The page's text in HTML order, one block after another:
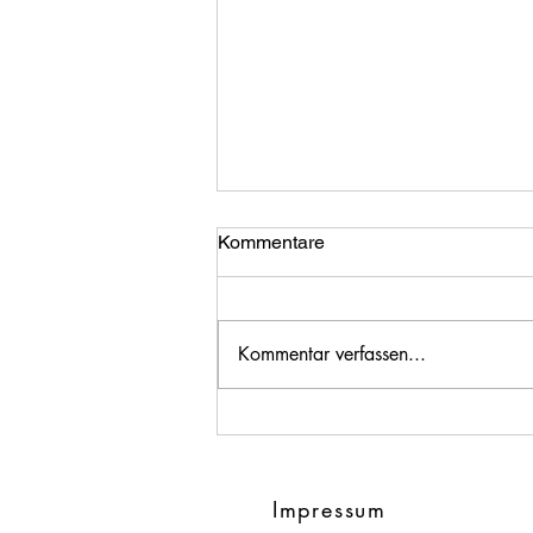
Kommentare
Kommentar verfassen...
Impressum